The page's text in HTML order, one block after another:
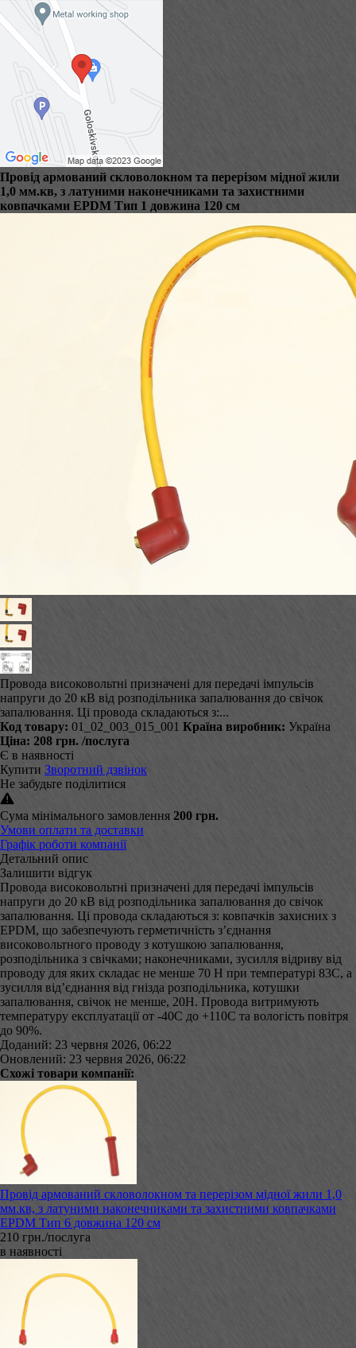
Провід армований скловолокном та перерізом мідної жили
1,0 мм.кв, з латуними наконечниками та захистними
ковпачками EPDM Тип 1 довжина 120 см
Провода високовольтні призначені для передачі імпульсів
напруги до 20 кВ від розподільника запалювання до свічок
запалювання. Ці провода складаються з:...
Код товару: 01_02_003_015_001 Країна виробник: Україна
Ціна: 208 грн. /послуга
Є в наявності
Купити Зворотний дзвінок
Не забудьте поділитися
Сума мінімального замовлення 200 грн.
Умови оплати та доставки
Графік роботи компанії
Детальний опис
Залишити відгук
Провода високовольтні призначені для передачі імпульсів
напруги до 20 кВ від розподільника запалювання до свічок
запалювання. Ці провода складаються з: ковпачків захисних з
EPDM, що забезпечують герметичність з’єднання
високовольтного проводу з котушкою запалювання,
розподільника з свічками; наконечниками, зусилля відриву від
проводу для яких складає не менше 70 Н при температурі 83С, а
зусилля від’єднання від гнізда розподільника, котушки
запалювання, свічок не менше, 20Н. Провода витримують
температуру експлуатації от -40С до +110С та вологість повітря
до 90%.
Доданий: 23 червня 2026, 06:22
Оновлений: 23 червня 2026, 06:22
Схожі товари компанії:
Провід армований скловолокном та перерізом мідної жили 1,0
мм.кв, з латуними наконечниками та захистними ковпачками
EPDM Тип 6 довжина 120 см
210 грн./послуга
в наявності